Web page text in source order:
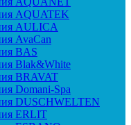
AQUATEK
AULICA
AvaCan
BAS
Blak&White
BRAVAT
Domani-Spa
DUSCHWELTEN
ERLIT